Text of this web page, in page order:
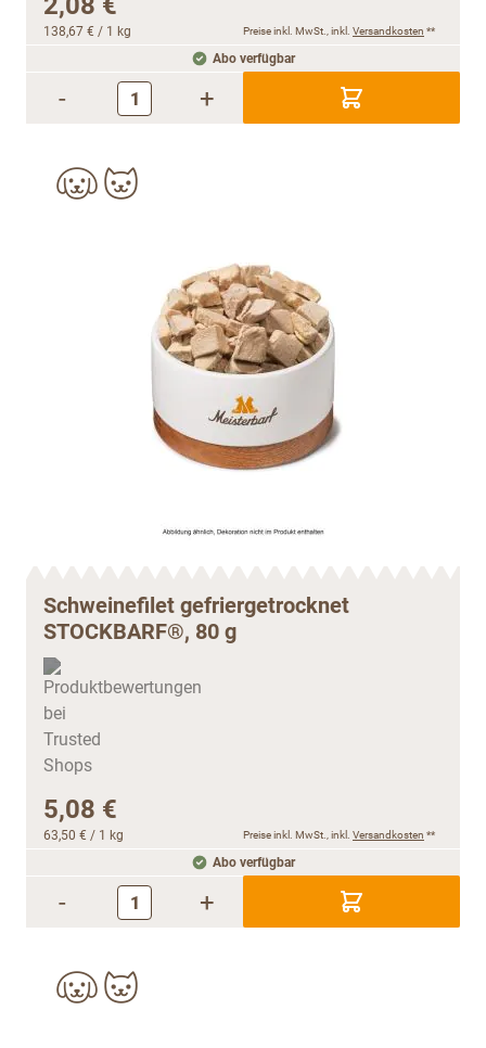
138,67 € / 1 kg Preise inkl. MwSt., inkl. Versandkosten **
Abo verfügbar
- +
Schweinefilet gefriergetrocknet
STOCKBARF®, 80 g
5,08 €
63,50 € / 1 kg Preise inkl. MwSt., inkl. Versandkosten **
Abo verfügbar
- +